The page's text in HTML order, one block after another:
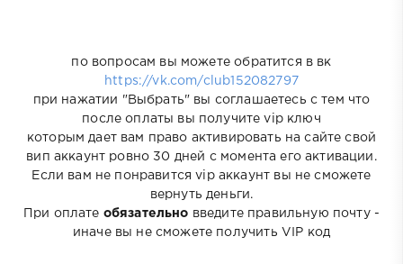
по вопросам вы можете обратится в вк
https://vk.com/club152082797
при нажатии "Выбрать" вы соглашаетесь с тем что
после оплаты вы получите vip ключ
которым дает вам право активировать на сайте свой
вип аккаунт ровно 30 дней с момента его активации.
Если вам не понравится vip аккаунт вы не сможете
вернуть деньги.
При оплате обязательно введите правильную почту -
иначе вы не сможете получить VIP код